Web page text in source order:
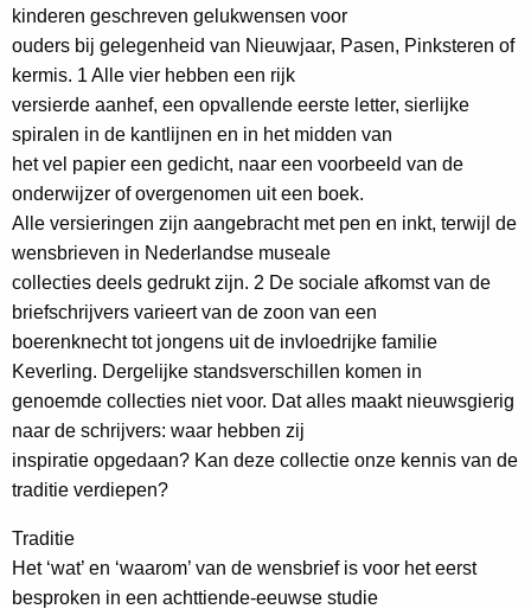
kinderen geschreven gelukwensen voor
ouders bij gelegenheid van Nieuwjaar, Pasen, Pinksteren of
kermis. 1 Alle vier hebben een rijk
versierde aanhef, een opvallende eerste letter, sierlijke
spiralen in de kantlijnen en in het midden van
het vel papier een gedicht, naar een voorbeeld van de
onderwijzer of overgenomen uit een boek.
Alle versieringen zijn aangebracht met pen en inkt, terwijl de
wensbrieven in Nederlandse museale
collecties deels gedrukt zijn. 2 De sociale afkomst van de
briefschrijvers varieert van de zoon van een
boerenknecht tot jongens uit de invloedrijke familie
Keverling. Dergelijke standsverschillen komen in
genoemde collecties niet voor. Dat alles maakt nieuwsgierig
naar de schrijvers: waar hebben zij
inspiratie opgedaan? Kan deze collectie onze kennis van de
traditie verdiepen?
Traditie
Het ‘wat’ en ‘waarom’ van de wensbrief is voor het eerst
besproken in een achttiende-eeuwse studie